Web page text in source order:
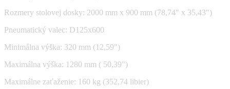
Rozmery stolovej dosky: 2000 mm x 900 mm (78,74" x 35,43")
Pneumatický valec: D125x600
Minimálna výška: 320 mm (12,59")
Maximálna výška: 1280 mm ( 50,39")
Maximálne zaťaženie: 160 kg (352,74 libier)